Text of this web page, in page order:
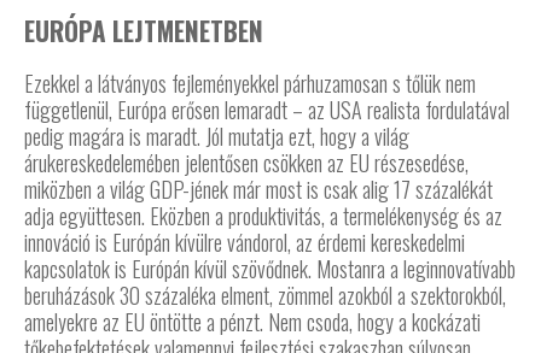
EURÓPA LEJTMENETBEN
Ezekkel a látványos fejleményekkel párhuzamosan s tőlük nem
függetlenül, Európa erősen lemaradt – az USA realista fordulatával
pedig magára is maradt. Jól mutatja ezt, hogy a világ
árukereskedelemében jelentősen csökken az EU részesedése,
miközben a világ GDP-jének már most is csak alig 17 százalékát
adja együttesen. Eközben a produktivitás, a termelékenység és az
innováció is Európán kívülre vándorol, az érdemi kereskedelmi
kapcsolatok is Európán kívül szövődnek. Mostanra a leginnovatívabb
beruházások 30 százaléka elment, zömmel azokból a szektorokból,
amelyekre az EU öntötte a pénzt. Nem csoda, hogy a kockázati